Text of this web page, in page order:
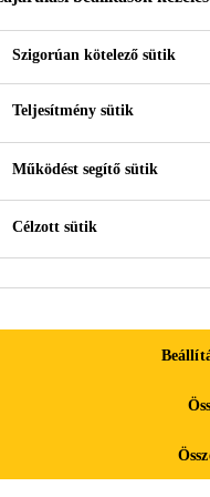
kültéri és
homlokzati
Szigorúan kötelező sütik
Teljesítmény sütik
Működést segítő sütik
Célzott sütik